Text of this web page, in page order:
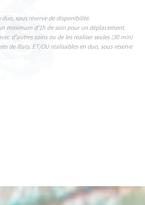
sous réserve de disponibilité.
minimum d’1h de soin pour un déplacement.
d’autres soins ou de les réaliser seules (30 min)
de Illats. ET/OU réalisables en duo, sous réserve